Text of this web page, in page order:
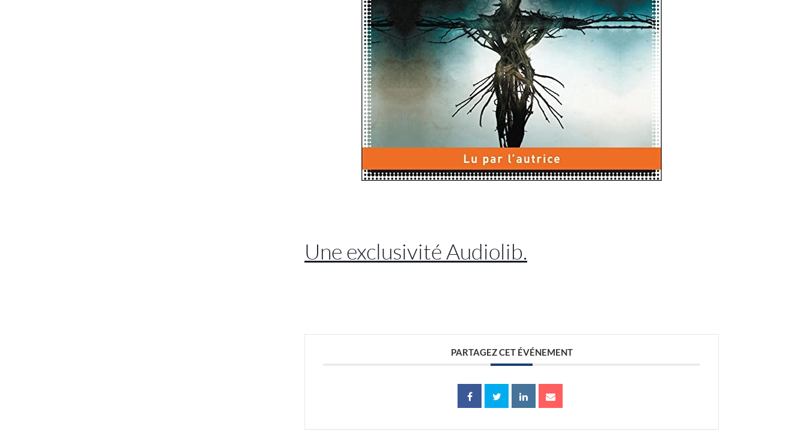
Une exclusivité Audiolib.
PARTAGEZ CET ÉVÉNEMENT